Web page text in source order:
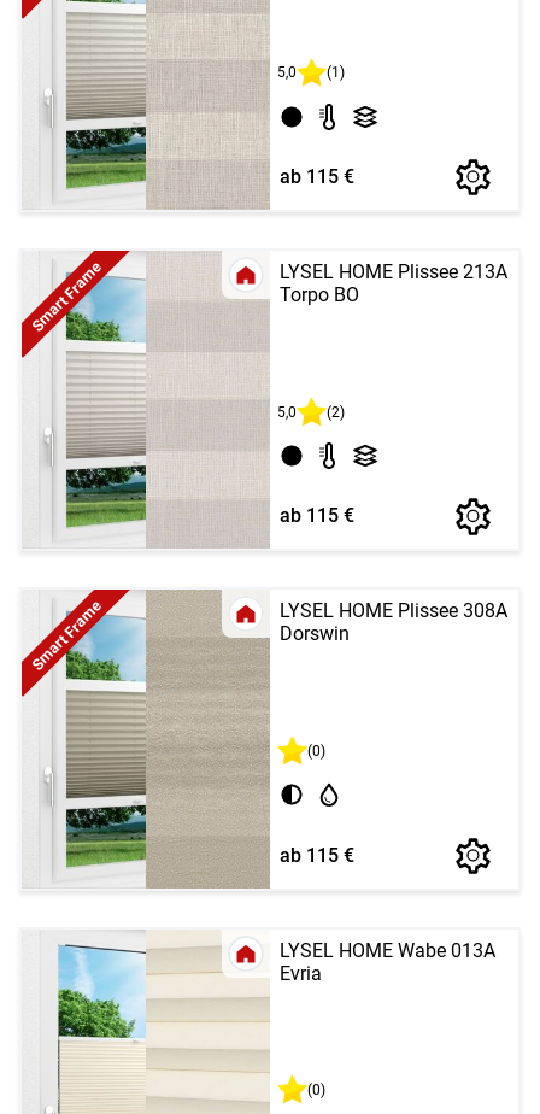
5,0 (1)
ab 115 €
LYSEL HOME Plissee 213A
Torpo BO
Smart Frame
5,0 (2)
ab 115 €
LYSEL HOME Plissee 308A
Dorswin
Smart Frame
(0)
ab 115 €
LYSEL HOME Wabe 013A
Evria
(0)